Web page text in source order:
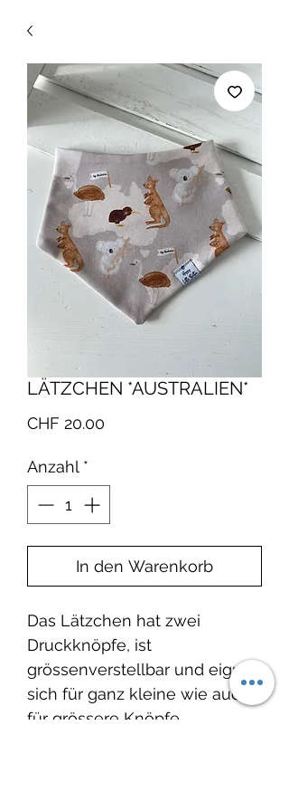
LÄTZCHEN *AUSTRALIEN*
CHF 20.00
Anzahl *
In den Warenkorb
Das Lätzchen hat zwei
Druckknöpfe, ist
grössenverstellbar und eignet
sich für ganz kleine wie auch
für grössere Knöpfe.